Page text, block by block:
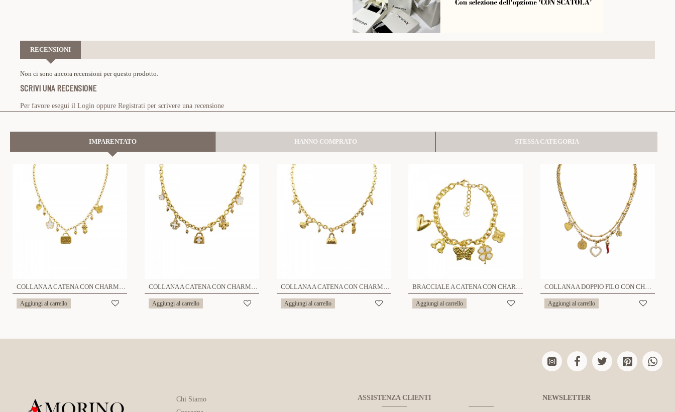
RECENSIONI
Non ci sono ancora recensioni per questo prodotto.
SCRIVI UNA RECENSIONE
Per favore esegui il Login oppure Registrati per scrivere una recensione
IMPARENTATO HANNO COMPRATO STESSA CATEGORIA
COLLANA A CATENA CON CHARMS E CRISTALLI - YNK241344B718
Aggiungi al carrello
COLLANA A CATENA CON CHARMS E CRISTALLI - YNK241344B716
Aggiungi al carrello
COLLANA A CATENA CON CHARMS E CRISTALLI - YNK241344B720
Aggiungi al carrello
BRACCIALE A CATENA CON CHARMS - YNK24108B723
Aggiungi al carrello
COLLANA A DOPPIO FILO CON CHARMS PORTAFORTUNA - MY25156C240
Aggiungi al carrello
Chi Siamo
ASSISTENZA CLIENTI NEWSLETTER